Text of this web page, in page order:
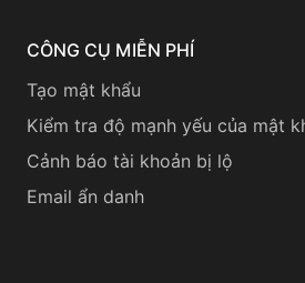
CÔNG CỤ MIỄN PHÍ
Tạo mật khẩu
Kiểm tra độ mạnh yếu của mật
Cảnh báo tài khoản bị lộ
Email ẩn danh